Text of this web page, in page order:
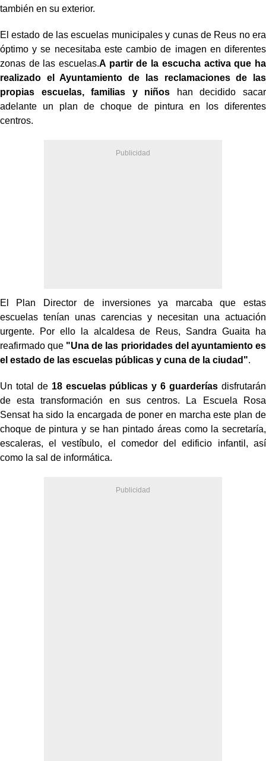
también en su exterior.
El estado de las escuelas municipales y cunas de Reus no era
óptimo y se necesitaba este cambio de imagen en diferentes
zonas de las escuelas.A partir de la escucha activa que ha
realizado el Ayuntamiento de las reclamaciones de las
propias escuelas, familias y niños han decidido sacar
adelante un plan de choque de pintura en los diferentes
centros.
El Plan Director de inversiones ya marcaba que estas
escuelas tenían unas carencias y necesitan una actuación
urgente. Por ello la alcaldesa de Reus, Sandra Guaita ha
reafirmado que "Una de las prioridades del ayuntamiento es
el estado de las escuelas públicas y cuna de la ciudad".
Un total de 18 escuelas públicas y 6 guarderías disfrutarán
de esta transformación en sus centros. La Escuela Rosa
Sensat ha sido la encargada de poner en marcha este plan de
choque de pintura y se han pintado áreas como la secretaría,
escaleras, el vestíbulo, el comedor del edificio infantil, así
como la sal de informática.